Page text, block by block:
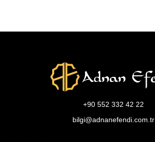
+90 552 332 42 22
bilgi@adnanefendi.com.tr